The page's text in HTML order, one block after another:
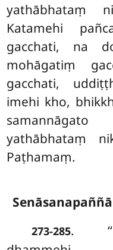
yathābhataṃ
Katamehi
gacchati, na
mohāgatiṃ
gacchati,
imehi kho,
yathābhataṃ
Paṭhamaṃ.
273-285.